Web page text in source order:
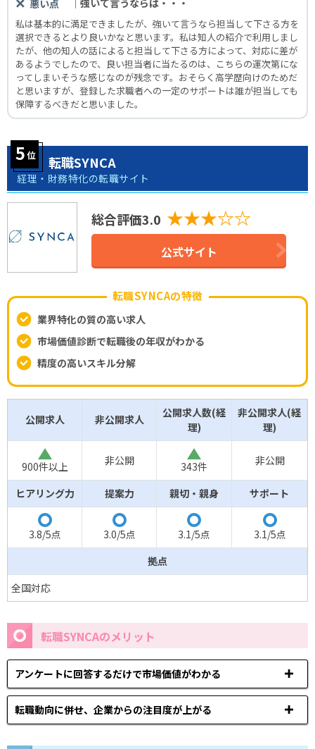
悪い点 ｜強いて言うならば・・・
私は基本的に満足できましたが、強いて言うなら担当して下さる方を
選択できるとより良いかなと思います。私は知人の紹介で利用しまし
たが、他の知人の話によると担当して下さる方によって、対応に差が
あるようでしたので、良い担当者に当たるのは、こちらの運次第にな
ってしまいそうな感じなのが残念です。おそらく高学歴向けのためだ
と思いますが、登録した求職者への一定のサポートは誰が担当しても
保障するべきだと思いました。
転職SYNCA
経理・財務特化の転職サイト
総合評価3.0 ★★★☆☆
公式サイト
転職SYNCAの特徴
業界特化の質の高い求人
市場価値診断で転職後の年収がわかる
精度の高いスキル分解
公開求人 非公開求人
公開求人数(経
理)
非公開求人(経
理)
900件以上
非公開
343件
非公開
ヒアリング力 提案力 親切・親身 サポート
3.8/5点
3.0/5点
3.1/5点
3.1/5点
拠点
全国対応
転職SYNCAのメリット
アンケートに回答するだけで市場価値がわかる
転職動向に併せ、企業からの注目度が上がる